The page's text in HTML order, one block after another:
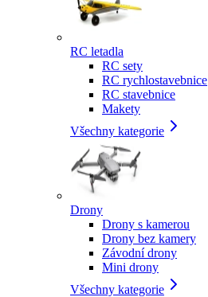
RC letadla
RC sety
RC rychlostavebnice
RC stavebnice
Makety
Všechny kategorie
Drony
Drony s kamerou
Drony bez kamery
Závodní drony
Mini drony
Všechny kategorie